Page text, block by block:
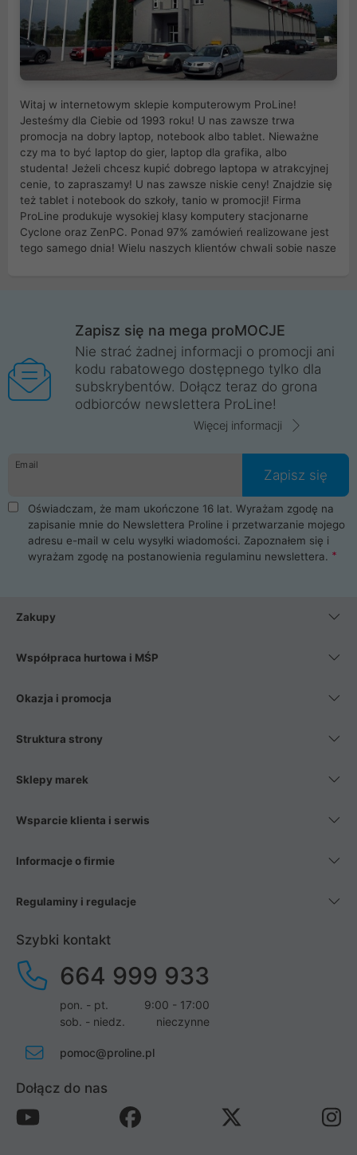
Witaj w internetowym sklepie komputerowym ProLine!
Jesteśmy dla Ciebie od 1993 roku! U nas zawsze trwa
promocja na dobry laptop, notebook albo tablet. Nieważne
czy ma to być laptop do gier, laptop dla grafika, albo
studenta! Jeżeli chcesz kupić dobrego laptopa w atrakcyjnej
cenie, to zapraszamy! U nas zawsze niskie ceny! Znajdzie się
też tablet i notebook do szkoły, tanio w promocji! Firma
ProLine produkuje wysokiej klasy komputery stacjonarne
Cyclone oraz ZenPC. Ponad 97% zamówień realizowane jest
tego samego dnia! Wielu naszych klientów chwali sobie nasze
Wrocław, Poznań, Legnica, Katowice, Gliwice, Kalisz, Bytom,
Trzebnica, Opole. Szybka i profesjonalna obsługa!
ProLine to polska firma ze 100% polskim kapitałem. Działamy
legalnie i płacimy podatki w naszym kraju! Posiadamy siedzibę
główną w Mirkowie oraz salony na terenie kraju. Cała
komunikacja ze sklepem komputerowym ProLine jest
danych osobowych. Dlatego zakup notebooka albo laptopa w
ProLine to czysta przyjemność i pełne bezpieczeństwo.
Zaopatrzysz się u nas w akcesoria i części komputerowe
takie jak procesory, karty graficzne, płyty główne, pamięci,
dyski SSD, M.2 oraz HDD. Nasi pracownicy pomogą Ci wybrać
najlepszy zasilacz komputerowy oraz obudowę do komputera.
Poza komputerami mamy również najlepsze na rynku
Smartfony takich producentów jak Xiaomi, Apple, Samsung i
wentylatory. Na koniec mając już to wszystko, możesz
Zapisz się na mega proMOCJE
Nie strać żadnej informacji o promocji ani
kodu rabatowego dostępnego tylko dla
subskrybentów. Dołącz teraz do grona
odbiorców newslettera ProLine!
Więcej informacji
Email
Zapisz się
Oświadczam, że mam ukończone 16 lat. Wyrażam zgodę na
zapisanie mnie do Newslettera Proline i przetwarzanie mojego
adresu e-mail w celu wysyłki wiadomości. Zapoznałem się i
wyrażam zgodę na postanowienia regulaminu newslettera.
Zakupy
Współpraca hurtowa i MŚP
Okazja i promocja
Struktura strony
Sklepy marek
Wsparcie klienta i serwis
Informacje o firmie
Regulaminy i regulacje
Szybki kontakt
664 999 933
pon. - pt.
9:00 - 17:00
sob. - niedz.
nieczynne
pomoc@proline.pl
Dołącz do nas